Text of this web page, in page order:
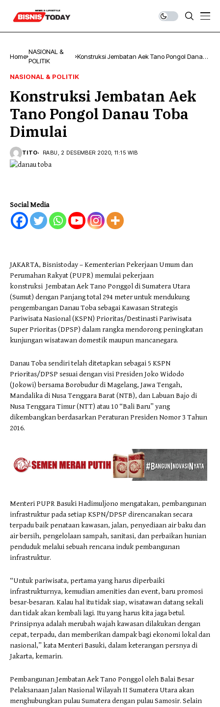
Home
NASIONAL &
POLITIK
Konstruksi Jembatan Aek Tano Pongol Danau
NASIONAL & POLITIK
Konstruksi Jembatan Aek
Tano Pongol Danau Toba
Dimulai
TITO RABU, 2 DESEMBER 2020, 11:15 WIB
Social Media
JAKARTA, Bisnistoday – Kementerian Pekerjaan Umum dan
Perumahan Rakyat (PUPR) memulai pekerjaan
konstruksi Jembatan Aek Tano Ponggol di Sumatera Utara
(Sumut) dengan Panjang total 294 meter untuk mendukung
pengembangan Danau Toba sebagai Kawasan Strategis
Pariwisata Nasional (KSPN) Prioritas/Destinasti Pariwisata
Super Prioritas (DPSP) dalam rangka mendorong peningkatan
kunjungan wisatawan domestik maupun mancanegara.
Danau Toba sendiri telah ditetapkan sebagai 5 KSPN
Prioritas/DPSP sesuai dengan visi Presiden Joko Widodo
(Jokowi) bersama Borobudur di Magelang, Jawa Tengah,
Mandalika di Nusa Tenggara Barat (NTB), dan Labuan Bajo di
Nusa Tenggara Timur (NTT) atau 10 “Bali Baru” yang
dikembangkan berdasarkan Peraturan Presiden Nomor 3 Tahun
2016.
Menteri PUPR Basuki Hadimuljono mengatakan, pembangunan
infrastruktur pada setiap KSPN/DPSP direncanakan secara
terpadu baik penataan kawasan, jalan, penyediaan air baku dan
air bersih, pengelolaan sampah, sanitasi, dan perbaikan hunian
penduduk melalui sebuah rencana induk pembangunan
infrastruktur.
“Untuk pariwisata, pertama yang harus diperbaiki
infrastrukturnya, kemudian amenities dan event, baru promosi
besar-besaran. Kalau hal itu tidak siap, wisatawan datang sekali
dan tidak akan kembali lagi. Itu yang harus kita jaga betul.
Prinsipnya adalah merubah wajah kawasan dilakukan dengan
cepat, terpadu, dan memberikan dampak bagi ekonomi lokal dan
nasional,” kata Menteri Basuki, dalam keterangan persnya di
Jakarta, kemarin.
Pembangunan Jembatan Aek Tano Ponggol oleh Balai Besar
Pelaksanaan Jalan Nasional Wilayah II Sumatera Utara akan
menghubungkan pulau Sumatera dengan pulau Samosir. Selain